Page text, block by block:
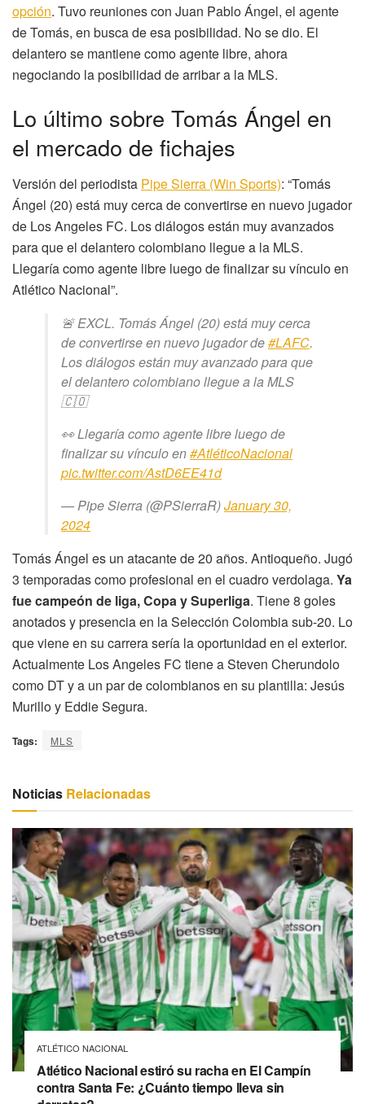
opción. Tuvo reuniones con Juan Pablo Ángel, el agente
de Tomás, en busca de esa posibilidad. No se dio. El
delantero se mantiene como agente libre, ahora
negociando la posibilidad de arribar a la MLS.
Lo último sobre Tomás Ángel en
el mercado de fichajes
Versión del periodista Pipe Sierra (Win Sports): “Tomás
Ángel (20) está muy cerca de convertirse en nuevo jugador
de Los Angeles FC. Los diálogos están muy avanzados
para que el delantero colombiano llegue a la MLS.
Llegaría como agente libre luego de finalizar su vínculo en
Atlético Nacional”.
🚨 EXCL. Tomás Ángel (20) está muy cerca
de convertirse en nuevo jugador de#LAFC.
Los diálogos están muy avanzado para que
el delantero colombiano llegue a la MLS
🇨🇴
👀 Llegaría como agente libre luego de
finalizar su vínculo en#AtléticoNacional
pic.twitter.com/AstD6EE41d
— Pipe Sierra (@PSierraR)January 30,
2024
Tomás Ángel es un atacante de 20 años. Antioqueño. Jugó
3 temporadas como profesional en el cuadro verdolaga. Ya
fue campeón de liga, Copa y Superliga. Tiene 8 goles
anotados y presencia en la Selección Colombia sub-20. Lo
que viene en su carrera sería la oportunidad en el exterior.
Actualmente Los Angeles FC tiene a Steven Cherundolo
como DT y a un par de colombianos en su plantilla: Jesús
Murillo y Eddie Segura.
Tags: MLS
Noticias Relacionadas
ATLÉTICO NACIONAL
Atlético Nacional estiró su racha en El Campín
contra Santa Fe: ¿Cuánto tiempo lleva sin